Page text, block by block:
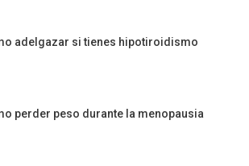
adelgazar si tienes hipotiroidismo
perder peso durante la menopausia